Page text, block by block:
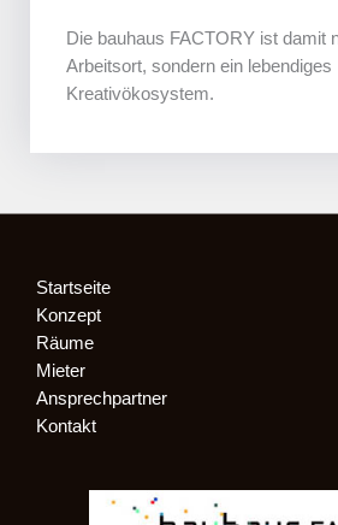
Die bauhaus FACTORY ist damit
Arbeitsort, sondern ein lebendiges
Kreativökosystem.
Startseite
Konzept
Räume
Mieter
Ansprechpartner
Kontakt